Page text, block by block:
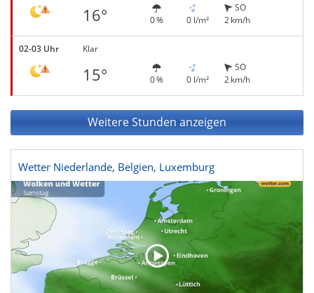
16° 0 % 0 l/m²
SO
2 km/h
02-03 Uhr Klar
15° 0 % 0 l/m²
SO
2 km/h
Weitere Stunden anzeigen
Wetter Niederlande, Belgien, Luxemburg